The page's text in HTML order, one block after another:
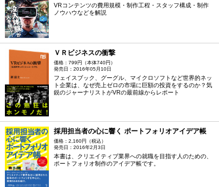
VRコンテンツの費用規模・制作工程・スタッフ構成・制作
ノウハウなどを解説
ＶＲビジネスの衝撃
価格：799円（本体740円）
発売日：2016年05月10日
フェイスブック、グーグル、マイクロソフトなど世界的ネッ
ト企業は、なぜ売上ゼロの市場に巨額の投資をするのか？気
鋭のジャーナリストがVRの最前線からレポート
採用担当者の心に響く ポートフォリオアイデア帳
価格：2,160円（税込）
発売日：2016年2月3日
本書は、クリエイティブ業界への就職を目指す人のための、
ポートフォリオ制作のアイデア帳です。